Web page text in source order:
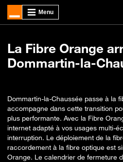
La Fibre Orange
Dommartin-la-
Dommartin-la-Chaussée passe à la
accompagne dans cette transition
plus performante. Avec la Fibre
internet adapté à vos usages multi-
interruption. Le déploiement de la
raccordement à la fibre optique est
Orange. Le calendrier de fermeture